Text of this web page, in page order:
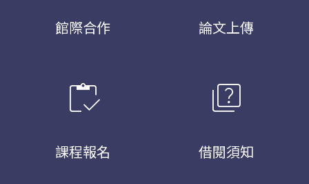
館際合作 論文上傳
inventory
課程報名
quiz
借閱須知